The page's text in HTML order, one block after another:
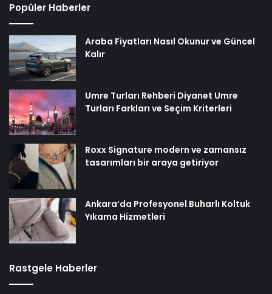
Popüler Haberler
Araba Fiyatları Nasıl Okunur ve Güncel
Kalır
Umre Turları Rehberi Diyanet Umre
Turları Farkları ve Seçim Kriterleri
Roxx Signature modern ve zamansız
tasarımları bir araya getiriyor
Ankara’da Profesyonel Buharlı Koltuk
Yıkama Hizmetleri
Rastgele Haberler